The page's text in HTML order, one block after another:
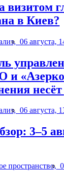
визитом
в Киев?
06 августа,
и
несёт
06 августа,
3–5
пространство,